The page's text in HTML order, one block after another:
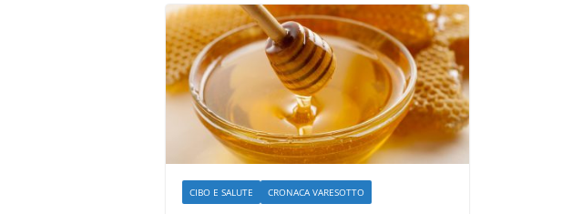
CIBO E SALUTE CRONACA VARESOTTO